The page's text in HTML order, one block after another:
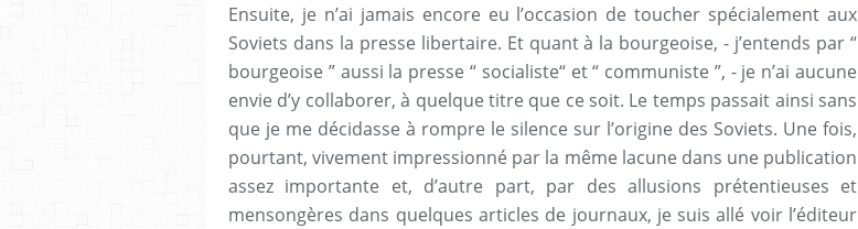
Ensuite, je n’ai jamais encore eu l’occasion de toucher spécialement aux
Soviets dans la presse libertaire. Et quant à la bourgeoise, - j’entends par “
bourgeoise ” aussi la presse “ socialiste“ et “ communiste ”, - je n’ai aucune
envie d’y collaborer, à quelque titre que ce soit. Le temps passait ainsi sans
que je me décidasse à rompre le silence sur l’origine des Soviets. Une fois,
pourtant, vivement impressionné par la même lacune dans une publication
assez importante et, d’autre part, par des allusions prétentieuses et
mensongères dans quelques articles de journaux, je suis allé voir l’éditeur